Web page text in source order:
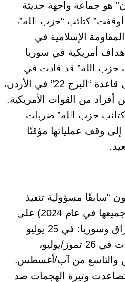
هو جماعة واجهة حديثة
كتائب “حزب الله”،
الإسلامية في
أمريكية في سوريا
حزب الله” قد قادت في
وقت سابق هجومًا على قاعدة “البرج 22” في الأردن،
أفراد من القوات الأمريكية.
حزب الله” ضربات
إلى وقف عملياتها مؤقتًا
“سابقًا مسؤولية تنفيذ
خمس هجمات (نُفذت جميعها في عام 2024) على
مواقع أمريكية في العراق وسوريا: في 25 يوليو
(هجومان)، وثلاثة هجمات في 26 تموز/يوليو،
من آب/أغسطس.
تصاعدت وتيرة الهجمات ضد